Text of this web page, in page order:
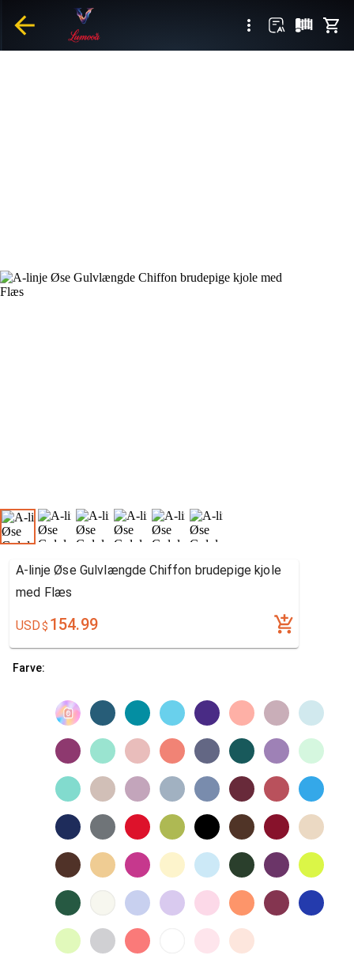
A-linje Øse Gulvlængde Chiffon brudepige kjole
med Flæs
USD$ 154.99
Farve: